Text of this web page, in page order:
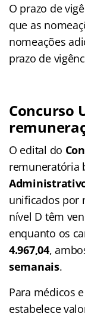
O prazo de
que as
nomeações
prazo de
Concurso
O edital do
remuneratória
unificados por
nível D têm
enquanto os
4.967,04,
semanais.
Para médicos
estabelece